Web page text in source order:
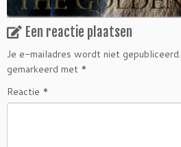
Een reactie plaatsen
Je e-mailadres wordt niet gepubliceerd.
gemarkeerd met *
Reactie *